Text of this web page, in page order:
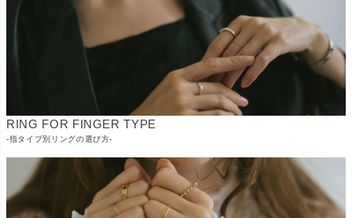
RING FOR FINGER TYPE
-指タイプ別リングの選び方-